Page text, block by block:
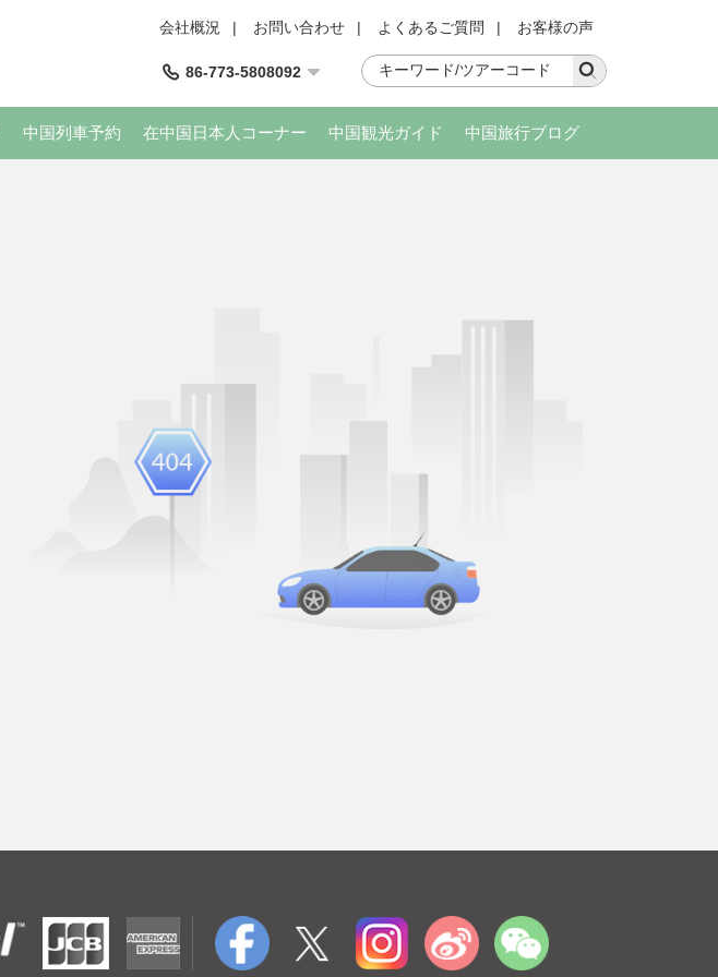
会社概況 | お問い合わせ | よくあるご質問 | お客様の声
86-773-5808092
中国列車予約 在中国日本人コーナー 中国観光ガイド 中国旅行ブログ